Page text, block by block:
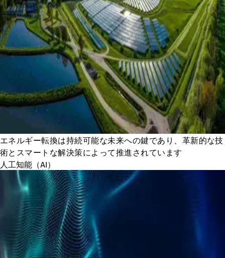
エネルギー転換は持続可能な未来への鍵であり、革新的な技
術とスマートな解決策によって推進されています
人工知能（AI）